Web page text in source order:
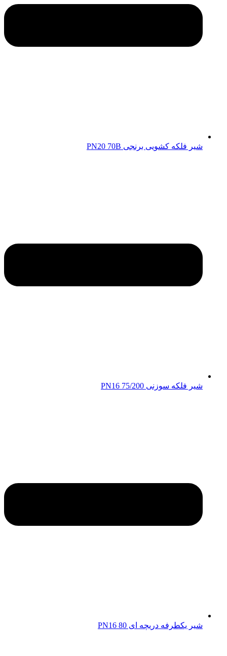
شیر فلکه کشویی برنجی PN20 70B
شیر فلکه سوزنی 75/200 PN16
شیر یکطرفه دریچه ای 80 PN16